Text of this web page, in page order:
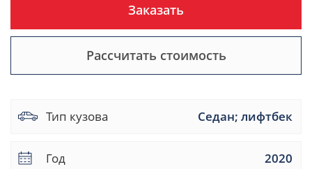
Заказать
Рассчитать стоимость
Тип кузова Седан; лифтбек
Год 2020